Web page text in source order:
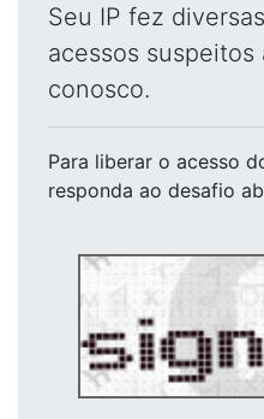
Seu IP fez
acessos
conosco.
Para liberar o acesso
responda ao desafio